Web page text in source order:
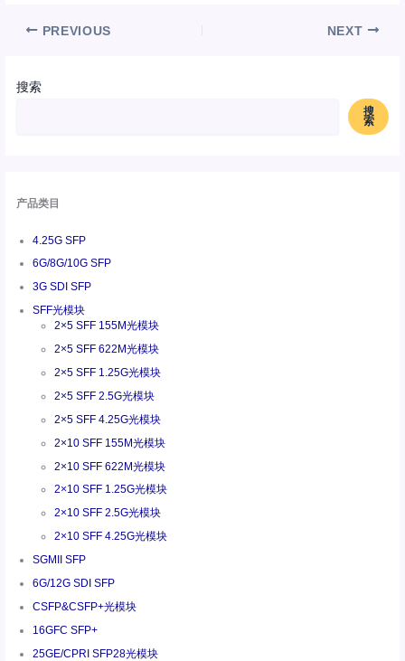
搜索
搜
索
产品类目
4.25G SFP
6G/8G/10G SFP
3G SDI SFP
SFF光模块
2×5 SFF 155M光模块
2×5 SFF 622M光模块
2×5 SFF 1.25G光模块
2×5 SFF 2.5G光模块
2×5 SFF 4.25G光模块
2×10 SFF 155M光模块
2×10 SFF 622M光模块
2×10 SFF 1.25G光模块
2×10 SFF 2.5G光模块
2×10 SFF 4.25G光模块
SGMII SFP
6G/12G SDI SFP
CSFP&CSFP+光模块
16GFC SFP+
25GE/CPRI SFP28光模块
PREVIOUS NEXT